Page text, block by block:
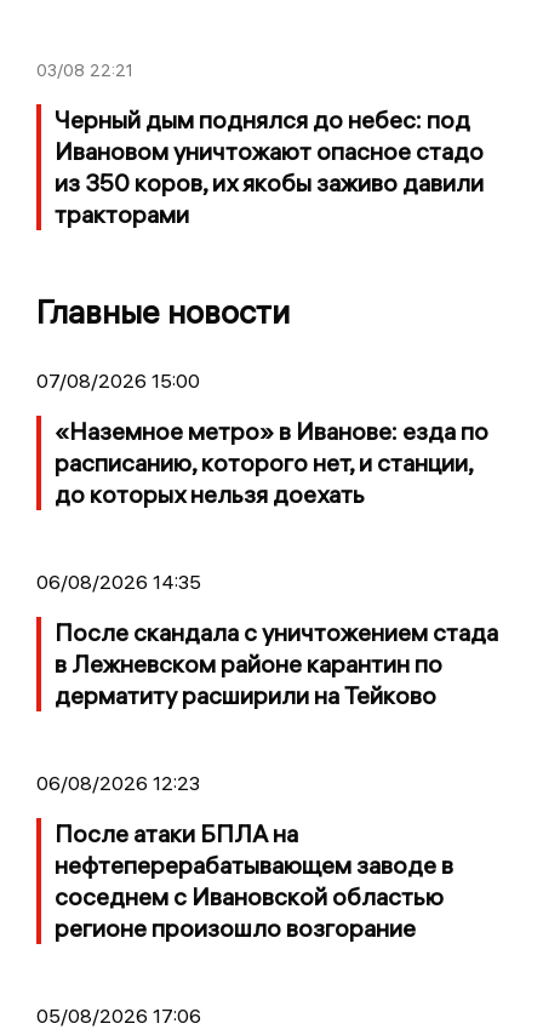
03/08 22:21
Черный дым поднялся до небес: под
Ивановом уничтожают опасное стадо
из 350 коров, их якобы заживо давили
тракторами
Главные новости
07/08/2026 15:00
«Наземное метро» в Иванове: езда по
расписанию, которого нет, и станции,
до которых нельзя доехать
06/08/2026 14:35
После скандала с уничтожением стада
в Лежневском районе карантин по
дерматиту расширили на Тейково
06/08/2026 12:23
После атаки БПЛА на
нефтеперерабатывающем заводе в
соседнем с Ивановской областью
регионе произошло возгорание
05/08/2026 17:06